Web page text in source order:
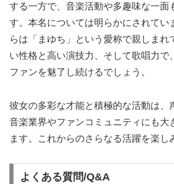
する一方で、音楽活動や多趣味な一面
す。本名については明らかにされてい
らは「まゆち」という愛称で親しまれ
い性格と高い演技力、そして歌唱力で
ファンを魅了し続けるでしょう。
彼女の多彩な才能と積極的な活動は、
音楽業界やファンコミュニティにも大
ます。これからのさらなる活躍を楽し
よくある質問/Q&A